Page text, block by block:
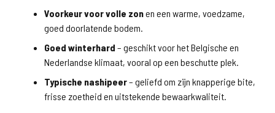
Voorkeur voor volle zonen een warme, voedzame,
goed doorlatende bodem.
Goed winterhard – geschikt voor het Belgische en
Nederlandse klimaat, vooral op een beschutte plek.
Typische nashipeer– geliefd om zijn knapperige bite,
frisse zoetheid en uitstekende bewaarkwaliteit.